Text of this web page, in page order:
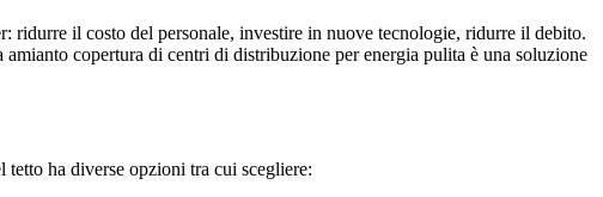
ridurre il costo del personale, investire in nuove tecnologie, ridurre il debito.
copertura di centri di distribuzione per energia pulita è una soluzione
ha diverse opzioni tra cui scegliere: